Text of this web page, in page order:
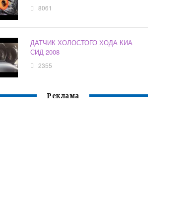
8061
ДАТЧИК ХОЛОСТОГО ХОДА КИА
СИД 2008
2355
Реклама